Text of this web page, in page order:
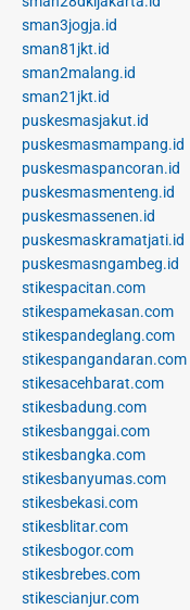
sman3jogja.id
sman81jkt.id
sman2malang.id
sman21jkt.id
puskesmasjakut.id
puskesmasmampang.id
puskesmaspancoran.id
puskesmasmenteng.id
puskesmassenen.id
puskesmaskramatjati.id
puskesmasngambeg.id
stikespacitan.com
stikespamekasan.com
stikespandeglang.com
stikespangandaran.com
stikesacehbarat.com
stikesbadung.com
stikesbanggai.com
stikesbangka.com
stikesbanyumas.com
stikesbekasi.com
stikesblitar.com
stikesbogor.com
stikesbrebes.com
stikescianjur.com